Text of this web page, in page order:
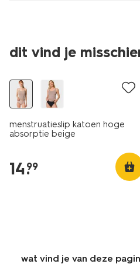
dit vind je
menstruatieslip katoen hoge
absorptie beige
14.
99
wat vind je van deze